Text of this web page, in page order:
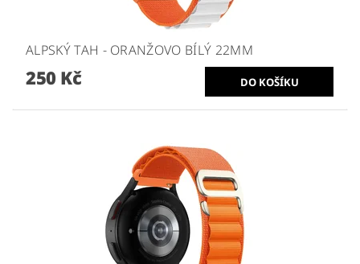
ALPSKÝ TAH - ORANŽOVO BÍLÝ 22MM
250 Kč